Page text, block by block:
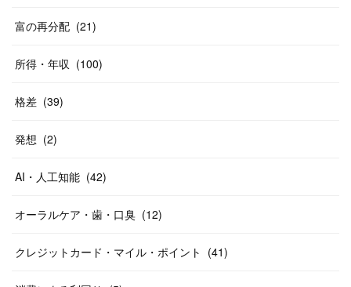
富の再分配 (21)
所得・年収 (100)
格差 (39)
発想 (2)
AI・人工知能 (42)
オーラルケア・歯・口臭 (12)
クレジットカード・マイル・ポイント (41)